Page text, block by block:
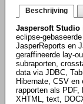
Beschrijving
Jaspersoft Studio
eclipse-
JasperReports en
geraffineerde lay-
subraporten,
data via JDBC,
Hibernate, CSV en
rapporten als PDF,
XHTML, text,